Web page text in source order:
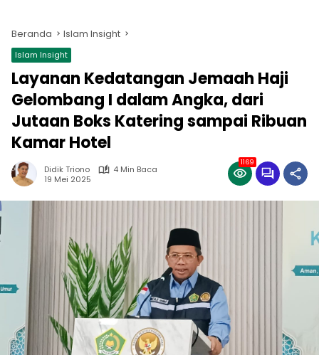
Beranda Islam Insight
Islam Insight
Layanan Kedatangan Jemaah Haji
Gelombang I dalam Angka, dari
Jutaan Boks Katering sampai Ribuan
Kamar Hotel
Didik Triono
4 Min Baca
19 Mei 2025
1169